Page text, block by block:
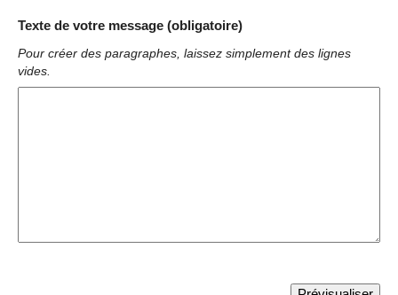
Texte de votre message (obligatoire)
Pour créer des paragraphes, laissez simplement des lignes
vides.